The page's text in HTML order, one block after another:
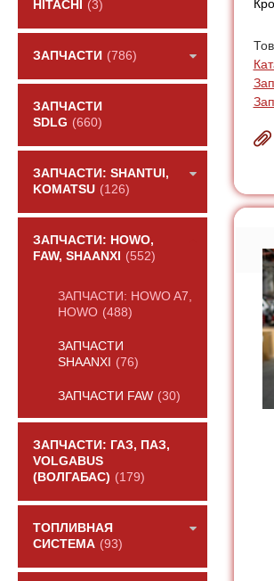
HITACHI
(3)
ЗАПЧАСТИ (786)
ЗАПЧАСТИ
SDLG (660)
ЗАПЧАСТИ: SHANTUI,
KOMATSU (126)
ЗАПЧАСТИ: HOWO,
FAW, SHAANXI
(552)
ЗАПЧАСТИ: HOWO A7,
HOWO (488)
ЗАПЧАСТИ
SHAANXI
(76)
ЗАПЧАСТИ FAW (30)
ЗАПЧАСТИ: ГАЗ, ПАЗ,
VOLGABUS
(ВОЛГАБАС) (179)
ТОПЛИВНАЯ
СИСТЕМА (93)